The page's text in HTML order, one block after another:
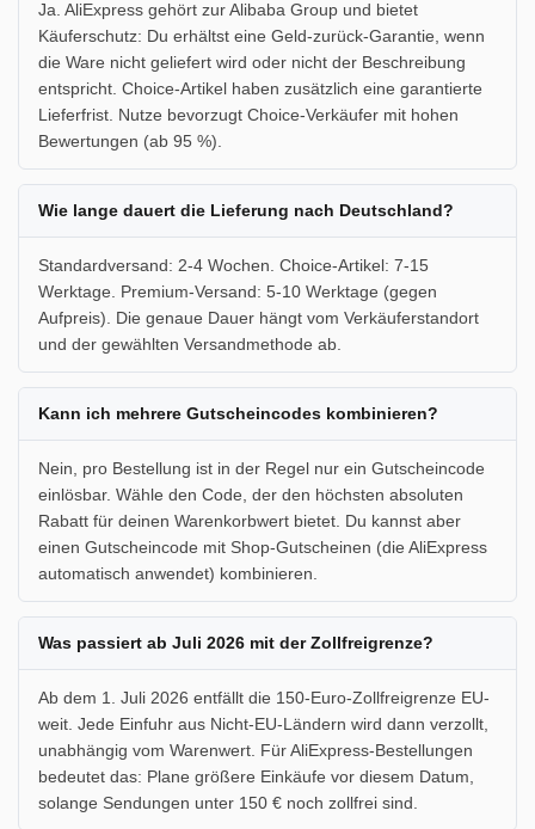
Ja. AliExpress gehört zur Alibaba Group und bietet
Käuferschutz: Du erhältst eine Geld-zurück-Garantie, wenn
die Ware nicht geliefert wird oder nicht der Beschreibung
entspricht. Choice-Artikel haben zusätzlich eine garantierte
Lieferfrist. Nutze bevorzugt Choice-Verkäufer mit hohen
Bewertungen (ab 95 %).
Wie lange dauert die Lieferung nach Deutschland?
Standardversand: 2-4 Wochen. Choice-Artikel: 7-15
Werktage. Premium-Versand: 5-10 Werktage (gegen
Aufpreis). Die genaue Dauer hängt vom Verkäuferstandort
und der gewählten Versandmethode ab.
Kann ich mehrere Gutscheincodes kombinieren?
Nein, pro Bestellung ist in der Regel nur ein Gutscheincode
einlösbar. Wähle den Code, der den höchsten absoluten
Rabatt für deinen Warenkorbwert bietet. Du kannst aber
einen Gutscheincode mit Shop-Gutscheinen (die AliExpress
automatisch anwendet) kombinieren.
Was passiert ab Juli 2026 mit der Zollfreigrenze?
Ab dem 1. Juli 2026 entfällt die 150-Euro-Zollfreigrenze EU-
weit. Jede Einfuhr aus Nicht-EU-Ländern wird dann verzollt,
unabhängig vom Warenwert. Für AliExpress-Bestellungen
bedeutet das: Plane größere Einkäufe vor diesem Datum,
solange Sendungen unter 150 € noch zollfrei sind.